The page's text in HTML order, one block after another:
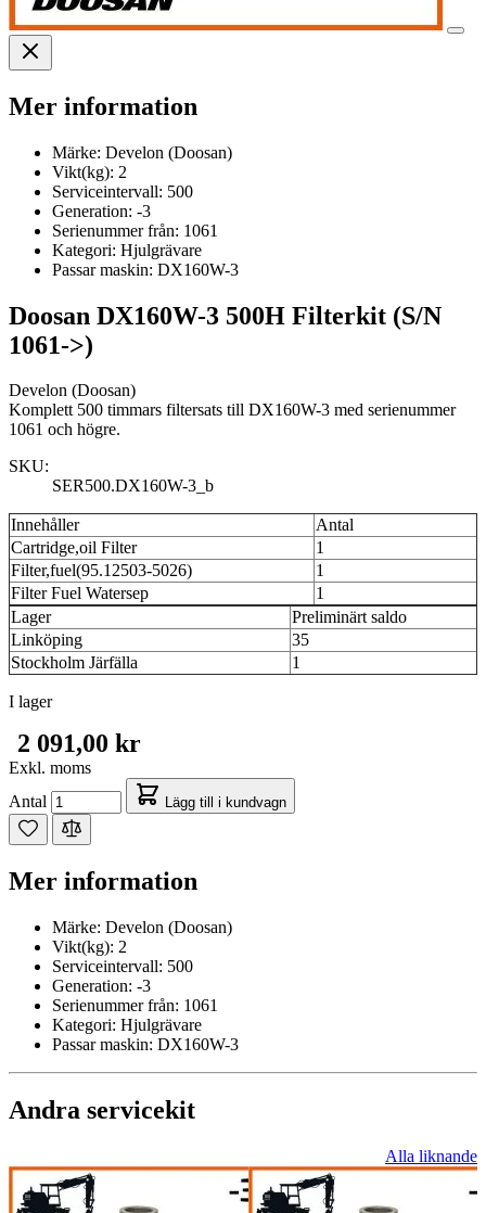
Mer information
Märke: Develon (Doosan)
Vikt(kg): 2
Serviceintervall: 500
Generation: -3
Serienummer från: 1061
Kategori: Hjulgrävare
Passar maskin: DX160W-3
Doosan DX160W-3 500H Filterkit (S/N
1061->)
Develon (Doosan)
Komplett 500 timmars filtersats till DX160W-3 med serienummer
1061 och högre.
SKU:
SER500.DX160W-3_b
Innehåller
Antal
Cartridge,oil Filter
1
Filter,fuel(95.12503-5026)
1
Filter Fuel Watersep
1
Lager
Preliminärt saldo
Linköping
35
Stockholm Järfälla
1
I lager
2 091,00 kr
Exkl. moms
Antal
Lägg till i kundvagn
Mer information
Märke: Develon (Doosan)
Vikt(kg): 2
Serviceintervall: 500
Generation: -3
Serienummer från: 1061
Kategori: Hjulgrävare
Passar maskin: DX160W-3
Andra servicekit
Alla liknande